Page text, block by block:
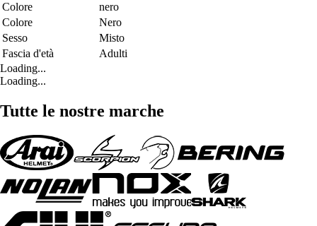
Colore
nero
Colore
Nero
Sesso
Misto
Fascia d'età
Adulti
Loading...
Loading...
Tutte le nostre marche